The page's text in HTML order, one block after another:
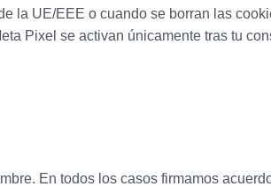
la UE/EEE o cuando se borran las
Pixel se activan únicamente tras tu
En todos los casos firmamos